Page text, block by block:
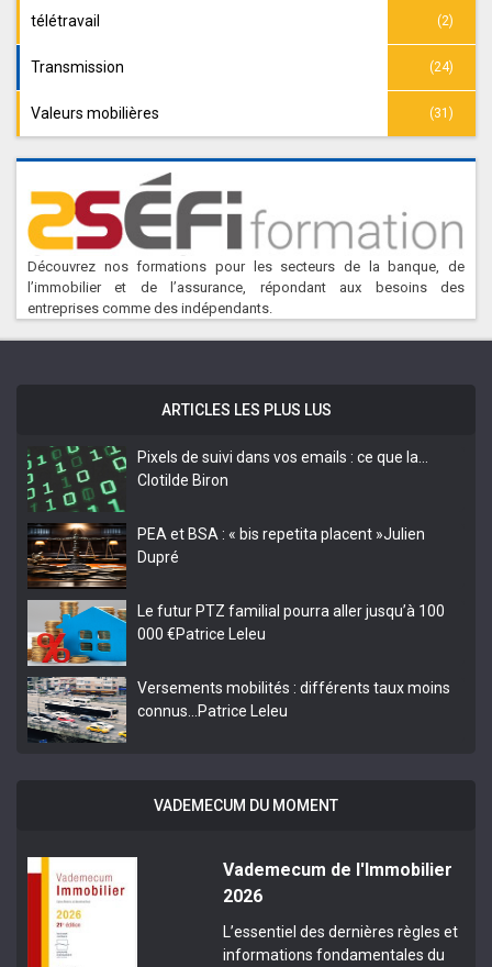
télétravail (2)
Transmission (24)
Valeurs mobilières (31)
Découvrez nos formations pour les secteurs de la banque, de
l’immobilier et de l’assurance, répondant aux besoins des
entreprises comme des indépendants.
ARTICLES LES PLUS LUS
Pixels de suivi dans vos emails : ce que la…
Clotilde Biron
PEA et BSA : « bis repetita placent »Julien
Dupré
Le futur PTZ familial pourra aller jusqu’à 100
000 €Patrice Leleu
Versements mobilités : différents taux moins
connus…
Patrice Leleu
VADEMECUM DU MOMENT
Vademecum de l'Immobilier
2026
L’essentiel des dernières règles et
informations fondamentales du